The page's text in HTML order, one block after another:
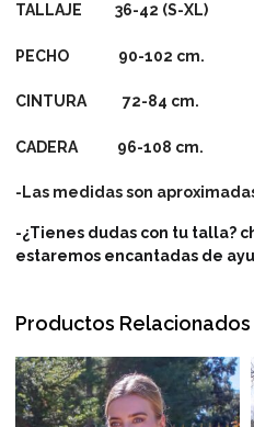
TALLAJE 36-42 (S-XL)
PECHO 90-102 cm.
CINTURA 72-84 cm.
CADERA 96-108 cm.
-Las medidas son
-¿Tienes dudas con tu talla?
estaremos encantadas de
Productos Relacionados